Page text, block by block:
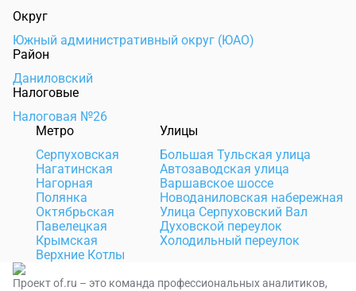
Округ
Южный административный округ (ЮАО)
Район
Даниловский
Налоговые
Налоговая №26
Метро
Серпуховская
Нагатинская
Нагорная
Полянка
Октябрьская
Павелецкая
Крымская
Верхние Котлы
Улицы
Большая Тульская улица
Автозаводская улица
Варшавское шоссе
Новоданиловская набережная
Улица Серпуховский Вал
Духовской переулок
Холодильный переулок
Проект of.ru – это команда профессиональных аналитиков,